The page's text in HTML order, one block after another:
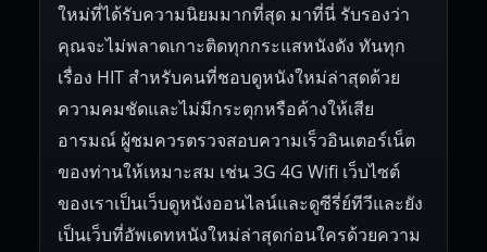
ใหม่ที่ได้รับความนิยมมากที่สุด มาที่นี่ รับรองว่า
คุณจะไม่พลาดเกาะติดทุกกระแสหนังดัง ทันทุก
เรื่อง HIT สำหรับคนที่ชอบดูหนังใหม่ล่าสุดด้วย
ความคมชัดและไม่มีกระตุกหรือค้างให้เสีย
อารมณ์ ผู้ชมควรตรวจสอบความเร็วอินเตอร์เน็ต
ของท่านให้เหมาะสม เช่น 3G 4G Wifi เว็บไซต์
ของเราเป็นเว็บดูหนังออนไลน์และดูซีรี่ย์ทีวีและยัง
เป็นเว็บที่อัพเดทหนังใหม่ล่าสุดก่อนใครด้วยความ